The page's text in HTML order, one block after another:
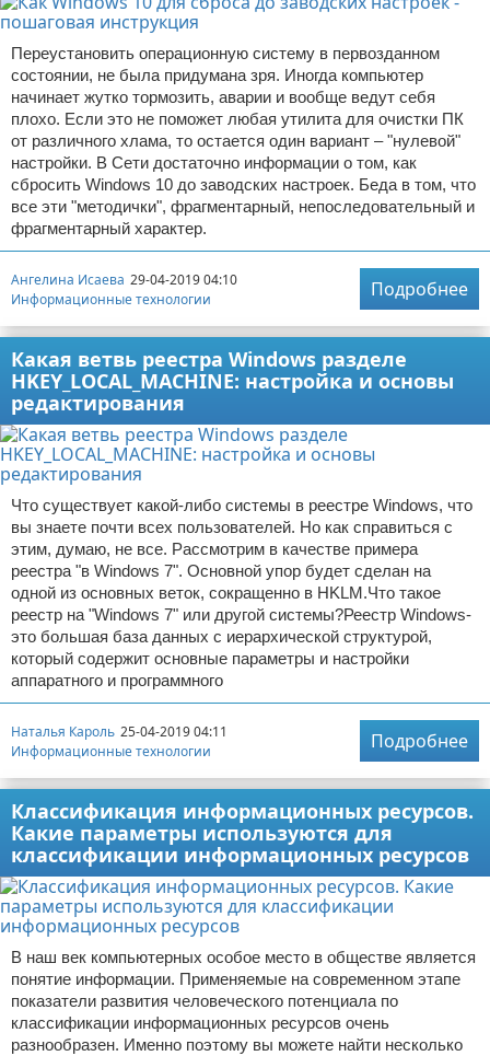
Переустановить операционную систему в первозданном
состоянии, не была придумана зря. Иногда компьютер
начинает жутко тормозить, аварии и вообще ведут себя
плохо. Если это не поможет любая утилита для очистки ПК
от различного хлама, то остается один вариант – "нулевой"
настройки. В Сети достаточно информации о том, как
сбросить Windows 10 до заводских настроек. Беда в том, что
все эти "методички", фрагментарный, непоследовательный и
фрагментарный характер.
Ангелина Исаева 29-04-2019 04:10
Информационные технологии
Подробнее
Какая ветвь реестра Windows разделе
HKEY_LOCAL_MACHINE: настройка и основы
редактирования
Что существует какой-либо системы в реестре Windows, что
вы знаете почти всех пользователей. Но как справиться с
этим, думаю, не все. Рассмотрим в качестве примера
реестра "в Windows 7". Основной упор будет сделан на
одной из основных веток, сокращенно в HKLM.Что такое
реестр на "Windows 7" или другой системы?Реестр Windows-
это большая база данных с иерархической структурой,
который содержит основные параметры и настройки
аппаратного и программного
Наталья Кароль 25-04-2019 04:11
Информационные технологии
Подробнее
Классификация информационных ресурсов.
Какие параметры используются для
классификации информационных ресурсов
В наш век компьютерных особое место в обществе является
понятие информации. Применяемые на современном этапе
показатели развития человеческого потенциала по
классификации информационных ресурсов очень
разнообразен. Именно поэтому вы можете найти несколько